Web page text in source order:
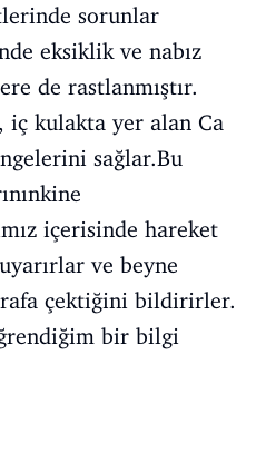
sorunlar
eksiklik ve nabız
de rastlanmıştır.
iç kulakta yer alan Ca
sağlar.Bu
içerisinde hareket
ve beyne
çektiğini bildirirler.
bir bilgi